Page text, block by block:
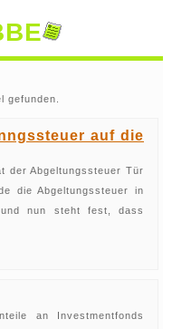
gefunden.
auf die
der Abgeltungssteuer Tür
die Abgeltungssteuer in
und nun steht fest, dass
an Investmentfonds